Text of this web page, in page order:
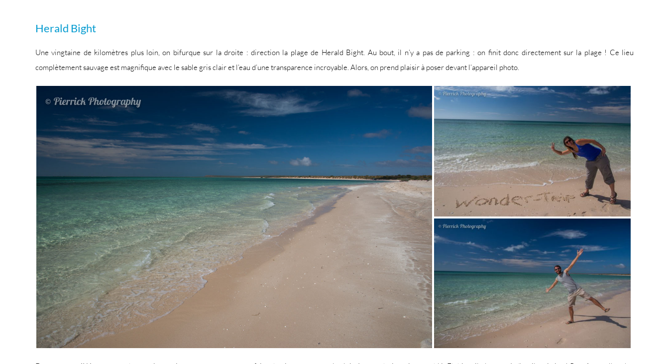
Herald Bight
Une vingtaine de kilomètres plus loin, on bifurque sur la droite : direction la plage de Herald Bight. Au bout, il n’y a pas de parking : on finit donc directement sur la plage ! Ce lieu
complètement sauvage est magnifique avec le sable gris clair et l’eau d’une transparence incroyable. Alors, on prend plaisir à poser devant l’appareil photo.